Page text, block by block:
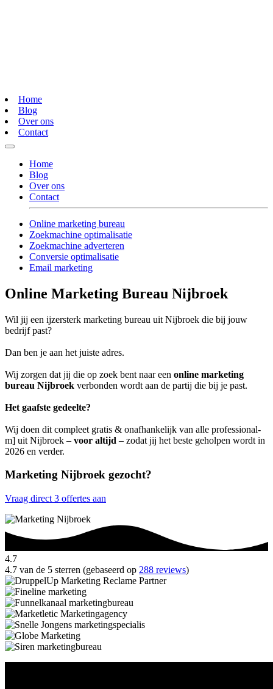
Home
Blog
Over ons
Contact
Home
Blog
Over ons
Contact
Online marketing bureau
Zoekmachine optimalisatie
Zoekmachine adverteren
Conversie optimalisatie
Email marketing
Online Marketing Bureau Nijbroek
Wil jij een ijzersterk marketing bureau uit Nijbroek die bij jouw
bedrijf past?
Dan ben je aan het juiste adres.
Wij zorgen dat jij die op zoek bent naar een online marketing
bureau Nijbroek verbonden wordt aan de partij die bij je past.
Het gaafste gedeelte?
Wij doen dit compleet gratis & onafhankelijk van alle professional-
m] uit Nijbroek – voor altijd – zodat jij het beste geholpen wordt in
2026 en verder.
Marketing Nijbroek gezocht?
Vraag direct 3 offertes aan
4.7
4.7 van de 5 sterren (gebaseerd op 288 reviews)